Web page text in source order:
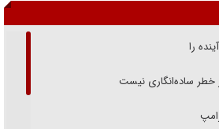
را
خطر ساده‌انگاری نیست